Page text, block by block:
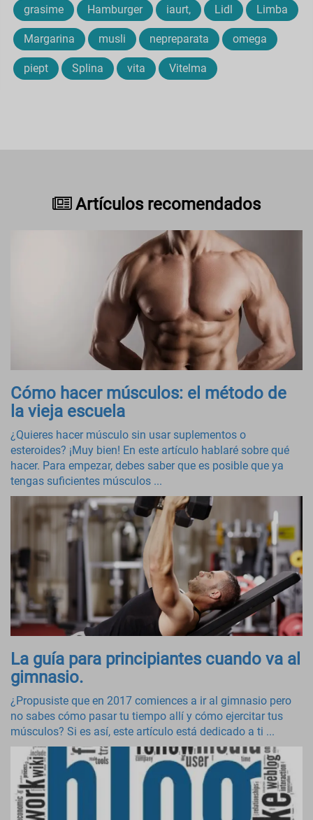
grasime Hamburger iaurt, Lidl Limba
Margarina musli nepreparata omega
piept Splina vita Vitelma
Artículos recomendados
Cómo hacer músculos: el método de
la vieja escuela
¿Quieres hacer músculo sin usar suplementos o
esteroides? ¡Muy bien! En este artículo hablaré sobre qué
hacer. Para empezar, debes saber que es posible que ya
tengas suficientes músculos ...
La guía para principiantes cuando va al
gimnasio.
¿Propusiste que en 2017 comiences a ir al gimnasio pero
no sabes cómo pasar tu tiempo allí y cómo ejercitar tus
músculos? Si es así, este artículo está dedicado a ti ...